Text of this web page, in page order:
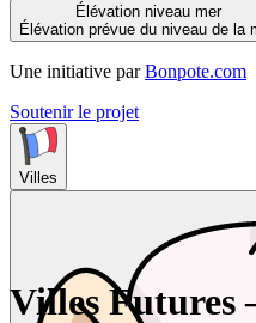
Élévation niveau mer
Élévation prévue du niveau de la
Une initiative par Bonpote.com
Soutenir le projet
Villes
Villes